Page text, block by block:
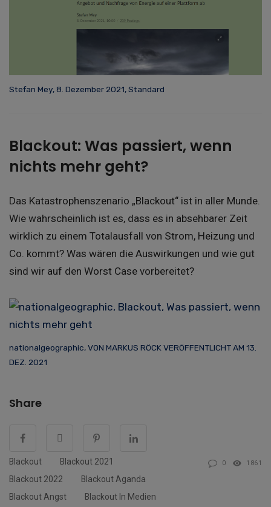
Stefan Mey, 8. Dezember 2021, Standard
Blackout: Was passiert, wenn
nichts mehr geht?
Das Katastrophenszenario „Blackout“ ist in aller Munde.
Wie wahrscheinlich ist es, dass es in absehbarer Zeit
wirklich zu einem Totalausfall von Strom, Heizung und
Co. kommt? Was wären die Auswirkungen und wie gut
sind wir auf den Worst Case vorbereitet?
nationalgeographic, VON MARKUS RÖCK VERÖFFENTLICHT AM 13.
DEZ. 2021
Share
Blackout
Blackout 2021
Blackout 2022
Blackout Aganda
Blackout Angst
Blackout In Medien
0 1861